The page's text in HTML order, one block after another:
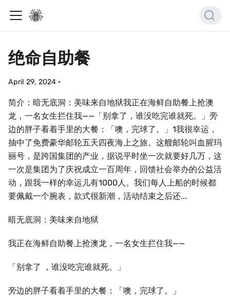
绝命自助餐
April 29, 2024 ·
简介：暗无底洞：美味来自地狱我正在海鲜自助餐上抢澳
龙，一名女生拦住我——「别拿了，谁没吃完谁就死。」旁
边的胖子看着手里的大餐：「噢，完球了。」1我很幸运，
抽中了免费豪华邮轮五天四夜海上之旅。这艘邮轮叫血腥玛
丽号，是跨国集团的产业，据说平时坐一次就要好几万，这
一次是集团为了庆祝成立一百周年，回馈社会举办的公益活
动，跟我一样的幸运儿有1000人。我们每人上船的时候都
要佩戴一个腕表，款式很新潮，活动结束之后还...
暗无底洞：美味来自地狱
我正在海鲜自助餐上抢澳龙，一名女生拦住我——
「别拿了 ，谁没吃完谁就死。」
旁边的胖子看着手里的大餐：「噢，完球了。」